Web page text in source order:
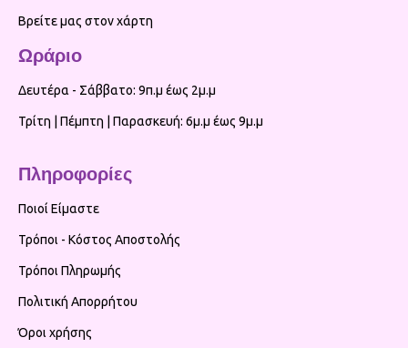
Βρείτε μας στον χάρτη
Ωράριο
Δευτέρα - Σάββατο: 9π.μ έως 2μ.μ
Τρίτη | Πέμπτη | Παρασκευή: 6μ.μ έως 9μ.μ
Πληροφορίες
Ποιοί Είμαστε
Τρόποι - Κόστος Αποστολής
Τρόποι Πληρωμής
Πολιτική Απορρήτου
Όροι χρήσης